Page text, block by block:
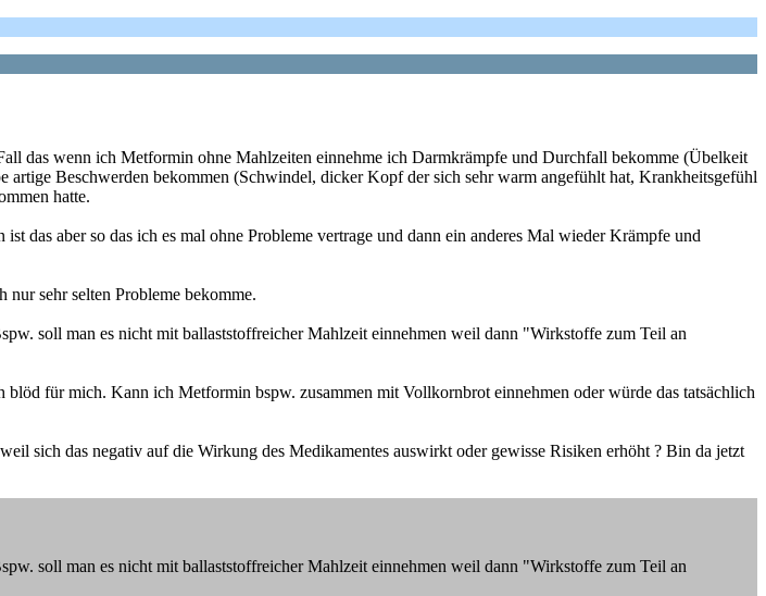
das wenn ich Metformin ohne Mahlzeiten einnehme ich Darmkrämpfe und Durchfall bekomme (Übelkeit
Beschwerden bekommen (Schwindel, dicker Kopf der sich sehr warm angefühlt hat, Krankheitsgefühl
hatte.
aber so das ich es mal ohne Probleme vertrage und dann ein anderes Mal wieder Krämpfe und
sehr selten Probleme bekomme.
soll man es nicht mit ballaststoffreicher Mahlzeit einnehmen weil dann "Wirkstoffe zum Teil an
für mich. Kann ich Metformin bspw. zusammen mit Vollkornbrot einnehmen oder würde das tatsächlich
sich das negativ auf die Wirkung des Medikamentes auswirkt oder gewisse Risiken erhöht ? Bin da jetzt
soll man es nicht mit ballaststoffreicher Mahlzeit einnehmen weil dann "Wirkstoffe zum Teil an